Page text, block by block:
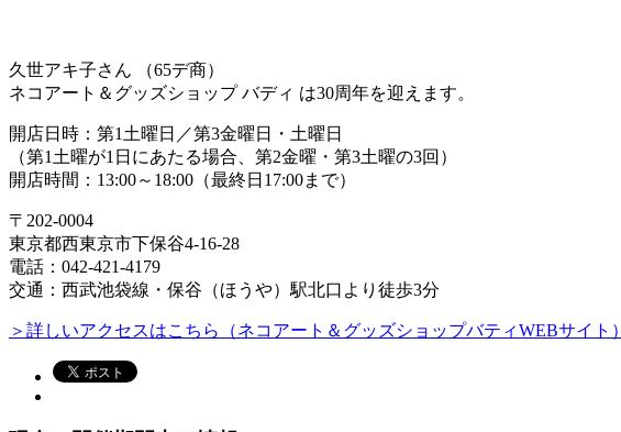
久世アキ子さん （65デ商）
ネコアート＆グッズショップ バディ は30周年を迎えます。
開店日時：第1土曜日／第3金曜日・土曜日
（第1土曜が1日にあたる場合、第2金曜・第3土曜の3回）
開店時間：13:00～18:00（最終日17:00まで）
〒202-0004
東京都西東京市下保谷4-16-28
電話：042-421-4179
交通：西武池袋線・保谷（ほうや）駅北口より徒歩3分
＞詳しいアクセスはこちら（ネコアート＆グッズショップバティWEBサイト）